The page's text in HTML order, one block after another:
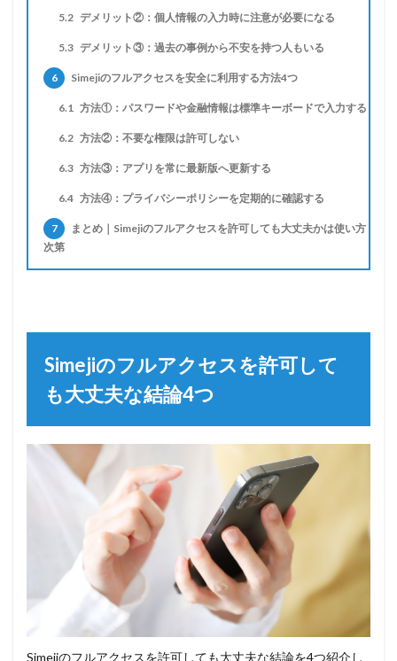
5.2 デメリット②：個人情報の入力時に注意が必要になる
5.3 デメリット③：過去の事例から不安を持つ人もいる
6 Simejiのフルアクセスを安全に利用する方法4つ
6.1 方法①：パスワードや金融情報は標準キーボードで入力する
6.2 方法②：不要な権限は許可しない
6.3 方法③：アプリを常に最新版へ更新する
6.4 方法④：プライバシーポリシーを定期的に確認する
7
まとめ｜Simejiのフルアクセスを許可しても大丈夫かは使い方
次第
Simejiのフルアクセスを許可して
も大丈夫な結論4つ
Simejiのフルアクセスを許可しても大丈夫な結論を4つ紹介し